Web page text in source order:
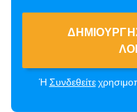
Ή Συνδεθείτε